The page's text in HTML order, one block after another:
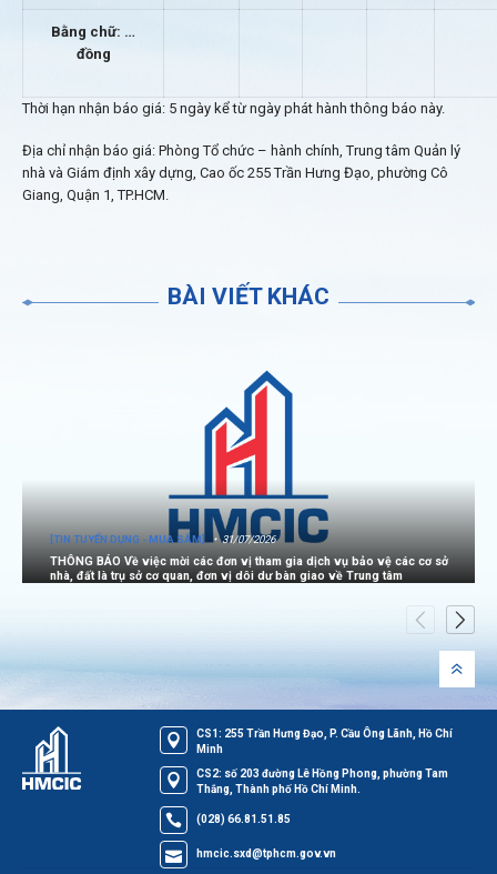
Bằng chữ: …
đồng
Thời hạn nhận báo giá: 5 ngày kể từ ngày phát hành thông báo này.
Địa chỉ nhận báo giá: Phòng Tổ chức – hành chính, Trung tâm Quản lý
nhà và Giám định xây dựng, Cao ốc 255 Trần Hưng Đạo, phường Cô
Giang, Quận 1, TP.HCM.
BÀI VIẾT KHÁC
[TIN TUYỂN DỤNG - MUA SẮM] 31/07/2026
THÔNG BÁO Về việc mời các đơn vị tham gia dịch vụ bảo vệ các cơ sở
nhà, đất là trụ sở cơ quan, đơn vị dôi dư bàn giao về Trung tâm
CS1: 255 Trần Hưng Đạo, P. Cầu Ông Lãnh, Hồ Chí
Minh
CS2: số 203 đường Lê Hồng Phong, phường Tam
Thắng, Thành phố Hồ Chí Minh.
(028) 66.81.51.85
hmcic.sxd@tphcm.gov.vn